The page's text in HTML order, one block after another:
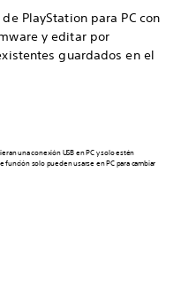
PlayStation para PC con
y editar por
guardados en el
una conexión USB en PC y solo estén
solo pueden usarse en PC para cambiar